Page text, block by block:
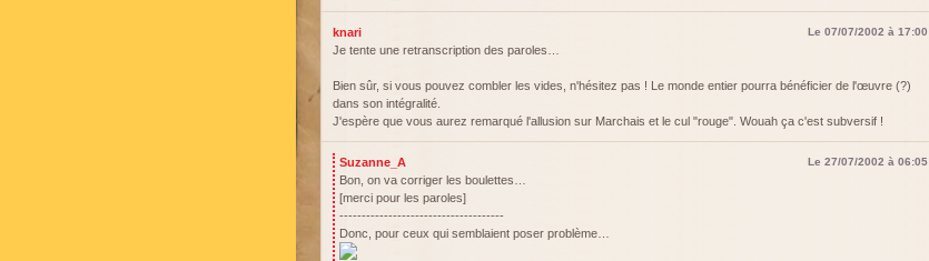
knari Le 07/07/2002 à 17:00
Je tente une retranscription des paroles…
Bien sûr, si vous pouvez combler les vides, n'hésitez pas ! Le monde entier pourra bénéficier de l'œuvre (?)
dans son intégralité.
J'espère que vous aurez remarqué l'allusion sur Marchais et le cul "rouge". Wouah ça c'est subversif !
Suzanne_A Le 27/07/2002 à 06:05
Bon, on va corriger les boulettes…
[merci pour les paroles]
-------------------------------------
Donc, pour ceux qui semblaient poser problème…